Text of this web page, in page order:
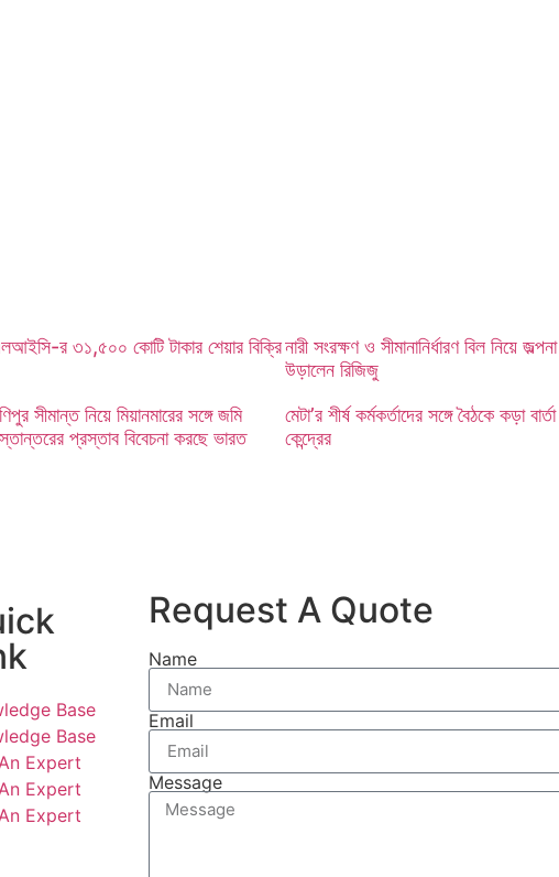
র ৩১,৫০০ কোটি টাকার শেয়ার বিক্রিনারী সংরক্ষণ ও সীমানানির্ধারণ বিল নিয়ে জল্পনা
উড়ালেন রিজিজু
সীমান্ত নিয়ে মিয়ানমারের সঙ্গে জমি
প্রস্তাব বিবেচনা করছে ভারত
মেটা’র শীর্ষ কর্মকর্তাদের সঙ্গে বৈঠকে কড়া বার্তা
কেন্দ্রের
Base
Base
Expert
Expert
Expert
Request A Quote
Name
Email
Message